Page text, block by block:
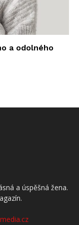
a odolného
a úspěšná žena.